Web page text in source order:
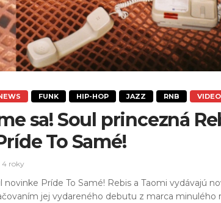
FUNK HIP-HOP JAZZ RNB VIDEO
sa! Soul princezná
To Samé!
4 roky
novinke Príde To Samé! Rebis a Taomi vydávajú
jej vydareného debutu z marca minulého